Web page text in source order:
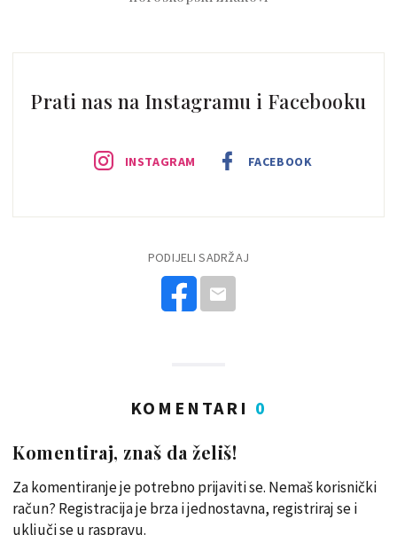
Prati nas na Instagramu i Facebooku
INSTAGRAM FACEBOOK
PODIJELI SADRŽAJ
KOMENTARI 0
Komentiraj, znaš da želiš!
Za komentiranje je potrebno prijaviti se. Nemaš korisnički
račun? Registracija je brza i jednostavna, registriraj se i
uključi se u raspravu.